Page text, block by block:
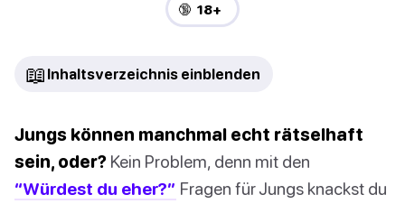
🔞 18+
📖 Inhaltsverzeichnis einblenden
Jungs können manchmal echt rätselhaft
sein, oder? Kein Problem, denn mit den
“Würdest du eher?” Fragen für Jungs knackst du